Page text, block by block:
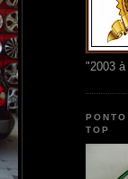
"2003 à
TOP